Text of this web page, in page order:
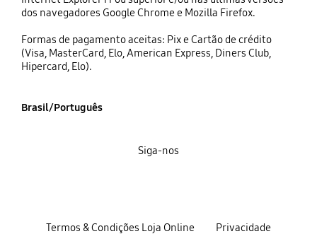
dos navegadores Google Chrome e Mozilla Firefox.
Formas de pagamento aceitas: Pix e Cartão de crédito
(Visa, MasterCard, Elo, American Express, Diners Club,
Hipercard, Elo).
Brasil/Português
Termos & Condições Loja Online Privacidade
Siga-nos